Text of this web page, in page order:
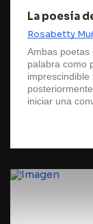
La poesía
Rosabetty
Ambas poetas
palabra como
iniciar una